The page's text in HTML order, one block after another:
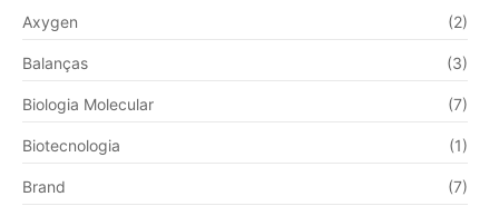
Axygen (2)
Balanças (3)
Biologia Molecular (7)
Biotecnologia (1)
Brand (7)